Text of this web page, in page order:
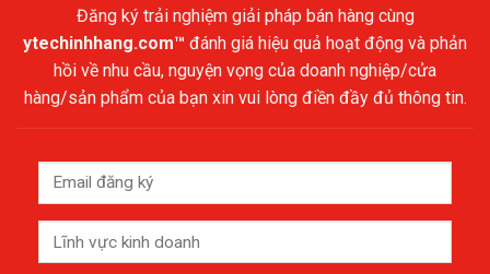
Đăng ký trải nghiệm giải pháp bán hàng cùng
ytechinhhang.com™ đánh giá hiệu quả hoạt động và phản
hồi về nhu cầu, nguyện vọng của doanh nghiệp/cửa
hàng/sản phẩm của bạn xin vui lòng điền đầy đủ thông tin.